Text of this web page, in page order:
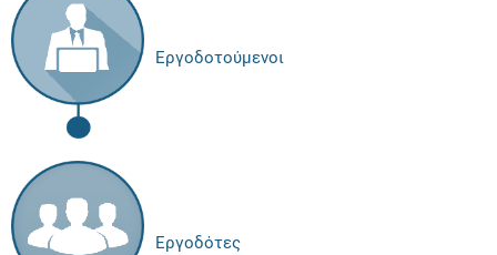
Εργοδοτούμενοι
Εργοδότες